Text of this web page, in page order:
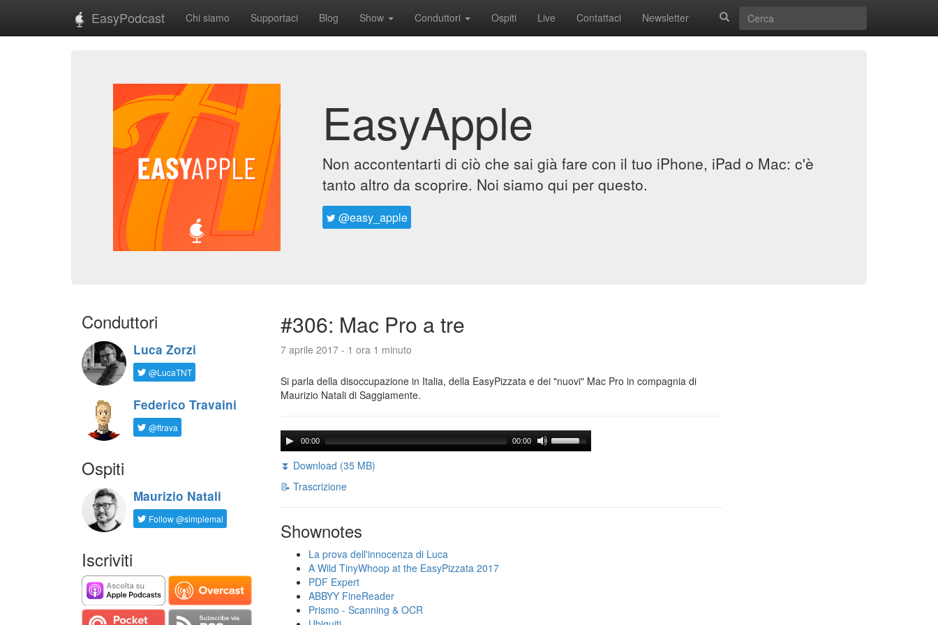
EasyPodcast Chi siamo Supportaci Blog Show Conduttori Ospiti Live Contattaci Newsletter
EasyApple
Non accontentarti di ciò che sai già fare con il tuo iPhone, iPad o Mac: c'è
tanto altro da scoprire. Noi siamo qui per questo.
@easy_apple
Conduttori
Luca Zorzi
@LucaTNT
Federico Travaini
@ftrava
Ospiti
Maurizio Natali
Follow @simplemal
Iscriviti
#306: Mac Pro a tre
7 aprile 2017 - 1 ora 1 minuto
Si parla della disoccupazione in Italia, della EasyPizzata e dei "nuovi" Mac Pro in compagnia di
Maurizio Natali di Saggiamente.
00:00 00:00
⏬ Download (35 MB)
📝 Trascrizione
Shownotes
La prova dell'innocenza di Luca
A Wild TinyWhoop at the EasyPizzata 2017
PDF Expert
ABBYY FineReader
Prismo - Scanning & OCR